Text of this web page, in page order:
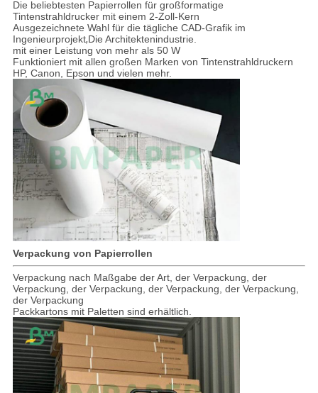
Die beliebtesten Papierrollen für großformatige
Tintenstrahldrucker mit einem 2-Zoll-Kern
Ausgezeichnete Wahl für die tägliche CAD-Grafik im
Ingenieurprojekt,Die Architektenindustrie.
mit einer Leistung von mehr als 50 W
Funktioniert mit allen großen Marken von Tintenstrahldruckern
HP, Canon, Epson und vielen mehr.
Verpackung von Papierrollen
Verpackung nach Maßgabe der Art, der Verpackung, der
Verpackung, der Verpackung, der Verpackung, der Verpackung,
der Verpackung
Packkartons mit Paletten sind erhältlich.